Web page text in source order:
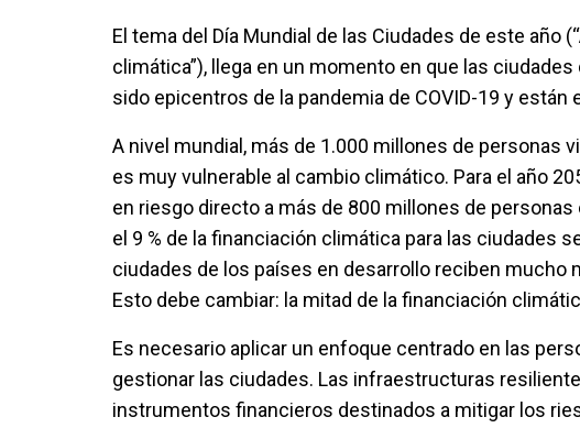
El tema del Día Mundial de las Ciudades de este año
climática”), llega en un momento en que las
sido epicentros de la pandemia de COVID-19 y
A nivel mundial, más de 1.000 millones de personas
es muy vulnerable al cambio climático. Para el año
en riesgo directo a más de 800 millones de
el 9 % de la financiación climática para las ciudades
ciudades de los países en desarrollo reciben mucho
Esto debe cambiar: la mitad de la financiación
Es necesario aplicar un enfoque centrado en las
gestionar las ciudades. Las infraestructuras
instrumentos financieros destinados a mitigar los